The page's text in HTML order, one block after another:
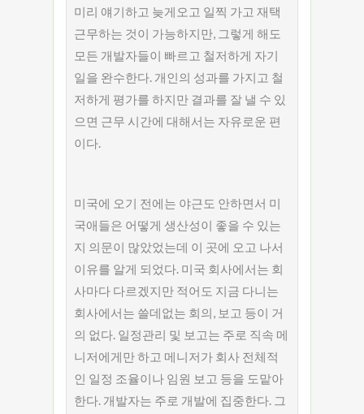
미리 얘기하고 늦게오고 일찍 가고 재택
근무하는 것이 가능하지만, 그렇게 해도
모든 개발자들이 빠르고 철저하게 자기
일을 완수한다. 개인의 성과를 가지고 철
저하게 평가를 하지만 결과를 잘 낼 수 있
으면 근무 시간에 대해서는 자유로운 편
이다.
미국에 오기 전에는 야근도 안하면서 미
국애들은 어떻게 생산성이 좋을 수 있는
지 의문이 많았었는데 이 곳에 오고 나서
이유를 알게 되었다. 미국 회사에서는 회
사마다 다르겠지만 적어도 지금 다니는
회사에서는 쓸데없는 회의, 보고 등이 거
의 없다. 일정관리 및 보고는 주로 직속 메
니저에게만 하고 메니저가 회사 전체적
인 일정 조율이나 임원 보고 등을 도맡아
한다. 개발자는 주로 개발에 집중한다. 그